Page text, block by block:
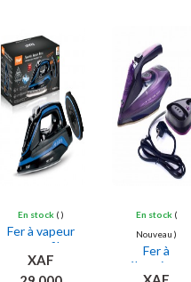
En stock ( )
Fer à vapeur
sans fil
XAF
En stock (
Nouveau )
Fer à
électrique